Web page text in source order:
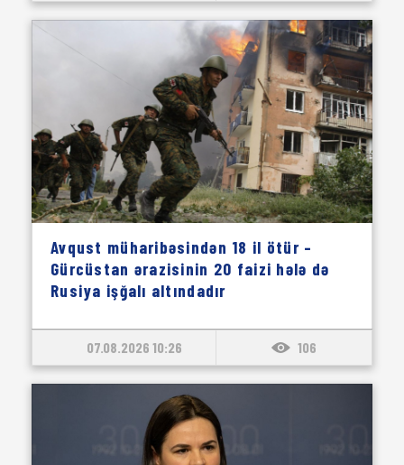
Avqust müharibəsindən 18 il ötür –
Gürcüstan ərazisinin 20 faizi hələ də
Rusiya işğalı altındadır
07.08.2026 10:26 106